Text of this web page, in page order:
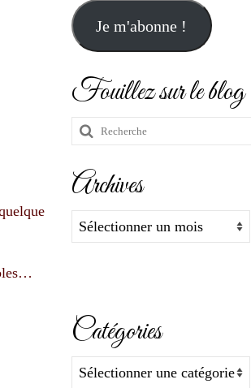
mail
ici
Je m'abonne !
Fouillez sur le blog
Rechercher
Archives
Archives
Catégories
Catégories